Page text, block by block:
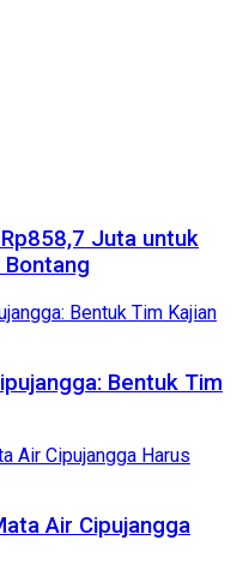
Juta untuk
Bentuk Tim
Air Cipujangga